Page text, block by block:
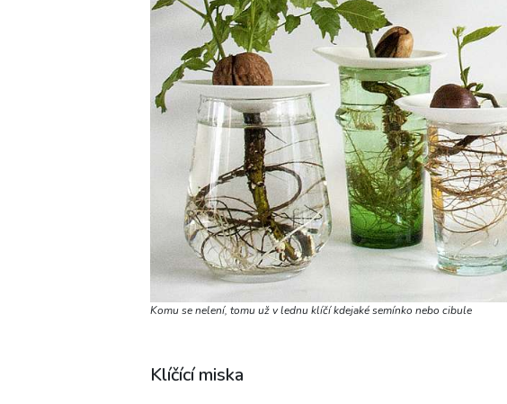
Komu se nelení, tomu už v lednu klíčí kdejaké semínko nebo cibule
Klíčící miska